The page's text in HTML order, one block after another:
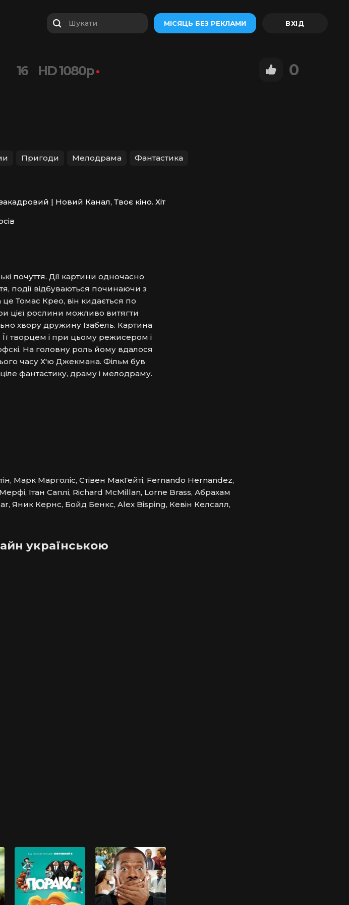
Шукати МІСЯЦЬ БЕЗ РЕКЛАМИ
16 HD 1080p 0
Пригоди Мелодрама Фантастика
| Новий Канал, Твоє кіно. Хіт
почуття. Дії картини одночасно
події відбуваються починаючи з
Томас Крео, він кидається по
цієї рослини можливо витягти
хвору дружину Ізабель. Картина
творцем і при цьому режисером і
На головну роль йому вдалося
часу Х'ю Джекмана. Фільм був
фантастику, драму і мелодраму.
Марк Марголіс, Стівен МакГейті, Fernando Hernandez,
Ітан Саплі, Richard McMillan, Lorne Brass, Абрахам
Яник Кернс, Бойд Бенкс, Alex Bisping, Кевін Келсалл,
українською